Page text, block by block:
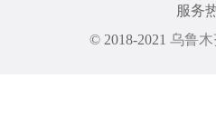
服务
© 2018-2021 乌鲁